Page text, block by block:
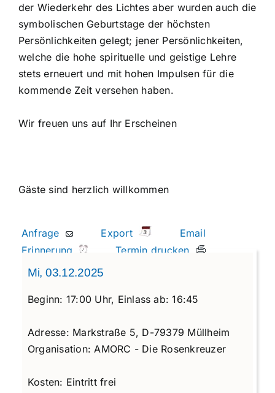
der Wiederkehr des Lichtes aber wurden auch die
symbolischen Geburtstage der höchsten
Persönlichkeiten gelegt; jener Persönlichkeiten,
welche die hohe spirituelle und geistige Lehre
stets erneuert und mit hohen Impulsen für die
kommende Zeit versehen haben.
Wir freuen uns auf Ihr Erscheinen
Gäste sind herzlich willkommen
Anfrage Export
Email
Erinnerung
Termin drucken
Mi, 03.12.2025
Beginn: 17:00 Uhr, Einlass ab: 16:45
Adresse: Markstraße 5, D-79379 Müllheim
Organisation: AMORC - Die Rosenkreuzer
Kosten: Eintritt frei